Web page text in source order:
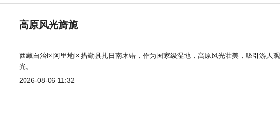
高原风光旖旎
西藏自治区阿里地区措勤县扎日南木错，作为国家级湿地，高原风光壮美，吸引游人观
光。
2026-08-06 11:32